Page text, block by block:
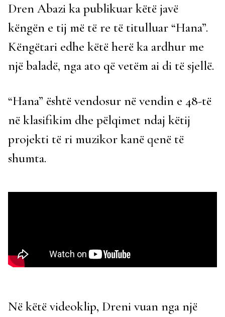
Dren Abazi ka publikuar këtë javë
këngën e tij më të re të titulluar “Hana”.
Këngëtari edhe këtë herë ka ardhur me
një baladë, nga ato që vetëm ai di të sjellë.
“Hana” është vendosur në vendin e 48-të
në klasifikim dhe pëlqimet ndaj këtij
projekti të ri muzikor kanë qenë të
shumta.
Në këtë videoklip, Dreni vuan nga një